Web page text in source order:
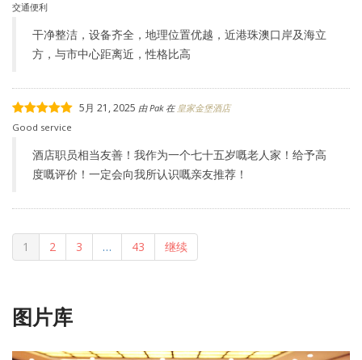
交通便利
干净整洁，设备齐全，地理位置优越，近港珠澳口岸及海立
方，与市中心距离近，性格比高
5月 21, 2025 由Pak在 皇家金堡酒店
Good service
酒店职员相当友善！我作为一个七十五岁嘅老人家！给予高
度嘅评价！一定会向我所认识嘅亲友推荐！
1 2 3 … 43 继续
图片库